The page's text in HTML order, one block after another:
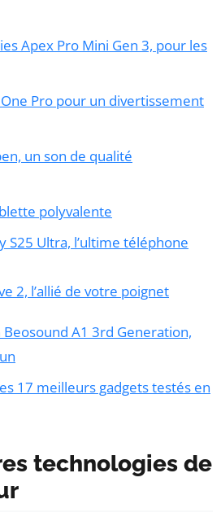
Apex Pro Mini Gen 3, pour les
Pro pour un divertissement
un son de qualité
polyvalente
S25 Ultra, l’ultime téléphone
2, l’allié de votre poignet
Beosound A1 3rd Generation,
17 meilleurs gadgets testés en
technologies de